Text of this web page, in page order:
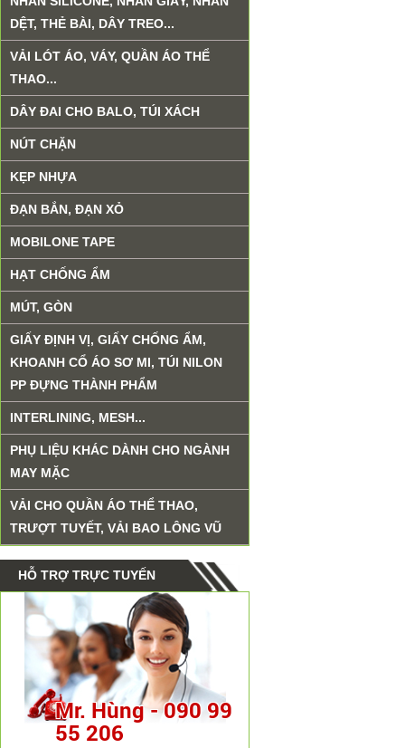
DỆT, THẺ BÀI, DÂY TREO...
VẢI LÓT ÁO, VÁY, QUẦN ÁO THỂ
THAO...
DÂY ĐAI CHO BALO, TÚI XÁCH
NÚT CHẶN
KẸP NHỰA
ĐẠN BẮN, ĐẠN XỎ
MOBILONE TAPE
HẠT CHỐNG ẨM
MÚT, GÒN
GIẤY ĐỊNH VỊ, GIẤY CHỐNG ẨM,
KHOANH CỔ ÁO SƠ MI, TÚI NILON
PP ĐỰNG THÀNH PHẨM
INTERLINING, MESH...
PHỤ LIỆU KHÁC DÀNH CHO NGÀNH
MAY MẶC
VẢI CHO QUẦN ÁO THỂ THAO,
TRƯỢT TUYẾT, VẢI BAO LÔNG VŨ
HỖ TRỢ TRỰC TUYẾN
Mr. Hùng - 090 99
55 206